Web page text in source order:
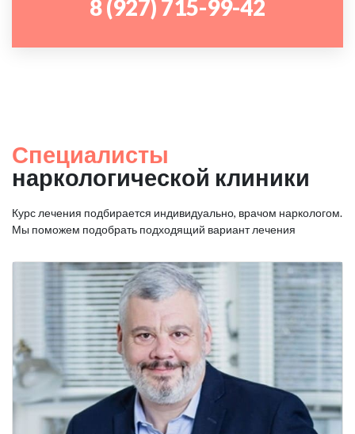
8 (927) 715-99-42
Специалисты
наркологической клиники
Курс лечения подбирается индивидуально, врачом наркологом.
Мы поможем подобрать подходящий вариант лечения